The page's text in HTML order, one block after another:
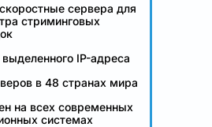
сервера для
стриминговых
IP-адреса
в 48 странах мира
на всех современных
системах